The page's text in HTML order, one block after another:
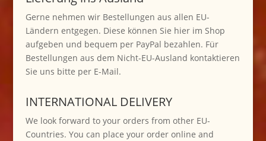
Gerne nehmen wir Bestellungen aus allen EU-
Ländern entgegen. Diese können Sie hier im Shop
aufgeben und bequem per PayPal bezahlen. Für
Bestellungen aus dem Nicht-EU-Ausland kontaktieren
Sie uns bitte per E-Mail.
INTERNATIONAL DELIVERY
We look forward to your orders from other EU-
Countries. You can place your order online and